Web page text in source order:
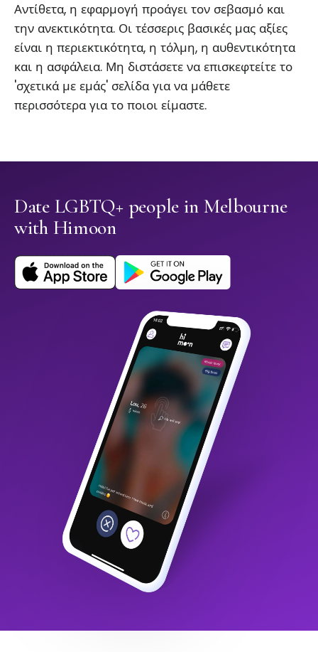
Αντίθετα, η εφαρμογή προάγει τον σεβασμό και
την ανεκτικότητα. Οι τέσσερις βασικές μας αξίες
είναι η περιεκτικότητα, η τόλμη, η αυθεντικότητα
και η ασφάλεια. Μη διστάσετε να επισκεφτείτε το
'σχετικά με εμάς' σελίδα για να μάθετε
περισσότερα για το ποιοι είμαστε.
Date LGBTQ+ people in Melbourne
with Himoon